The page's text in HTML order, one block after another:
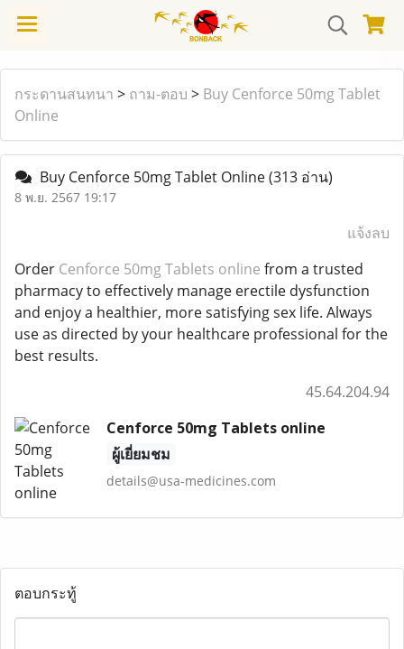
กระดานสนทนา > ถาม-ตอบ > Buy Cenforce 50mg Tablet
Online
Buy Cenforce 50mg Tablet Online(313 อ่าน)
8 พ.ย. 2567 19:17
แจ้งลบ
Order Cenforce 50mg Tablets online from a trusted
pharmacy to effectively manage erectile dysfunction
and enjoy a healthier, more satisfying sex life. Always
use as directed by your healthcare professional for the
best results.
45.64.204.94
Cenforce 50mg Tablets online
ผู้เยี่ยมชม
details@usa-medicines.com
ตอบกระทู้